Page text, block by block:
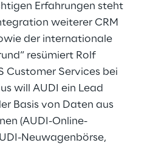
Erfahrungen steht
weiterer CRM
der internationale
resümiert Rolf
Customer Services bei
will AUDI ein Lead
Basis von Daten aus
(AUDI-Online-
Neuwagenbörse,